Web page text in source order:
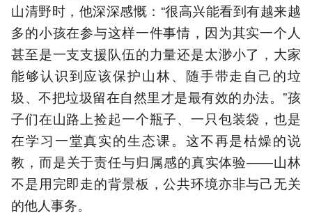
山清野时，他深深感慨：“很高兴能看到有越来越
多的小孩在参与这样一件事情，因为其实一个人
甚至是一支支援队伍的力量还是太渺小了，大家
能够认识到应该保护山林、随手带走自己的垃
圾、不把垃圾留在自然里才是最有效的办法。”孩
子们在山路上捡起一个瓶子、一只包装袋，也是
在学习一堂真实的生态课。这不再是枯燥的说
教，而是关于责任与归属感的真实体验——山林
不是用完即走的背景板，公共环境亦非与己无关
的他人事务。